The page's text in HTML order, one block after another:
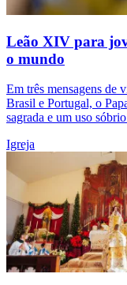
Leão XIV para
o mundo
Em três mensagens de
Brasil e Portugal, o
sagrada e um uso
Igreja